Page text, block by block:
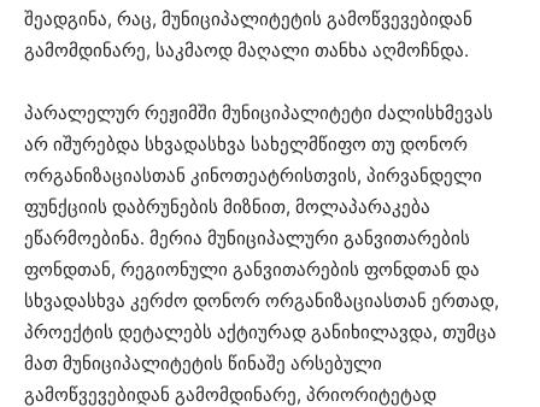
შეადგინა, რაც, მუნიციპალიტეტის გამოწვევებიდან
გამომდინარე, საკმაოდ მაღალი თანხა აღმოჩნდა.
პარალელურ რეჟიმში მუნიციპალიტეტი ძალისხმევას
არ იშურებდა სხვადასხვა სახელმწიფო თუ დონორ
ორგანიზაციასთან კინოთეატრისთვის, პირვანდელი
ფუნქციის დაბრუნების მიზნით, მოლაპარაკება
ეწარმოებინა. მერია მუნიციპალური განვითარების
ფონდთან, რეგიონული განვითარების ფონდთან და
სხვადასხვა კერძო დონორ ორგანიზაციასთან ერთად,
პროექტის დეტალებს აქტიურად განიხილავდა, თუმცა
მათ მუნიციპალიტეტის წინაშე არსებული
გამოწვევებიდან გამომდინარე, პრიორიტეტად